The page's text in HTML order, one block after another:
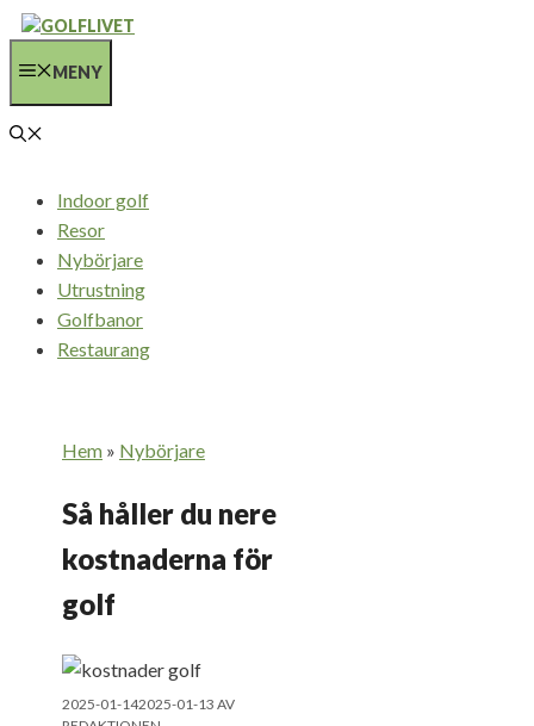
Hoppa
innehållMENY
Indoor golf
Resor
Nybörjare
Utrustning
Golfbanor
Restaurang
Hem » Nybörjare
Så håller du nere
kostnaderna för
golf
2025-01-142025-01-13 AV